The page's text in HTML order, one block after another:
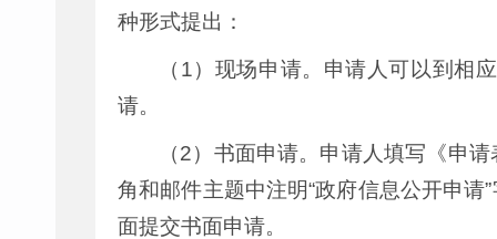
种形式提出：
（1）现场申请。申请人可以到相
请。
（2）书面申请。申请人填写《申
角和邮件主题中注明“政府信息公开申
面提交书面申请。